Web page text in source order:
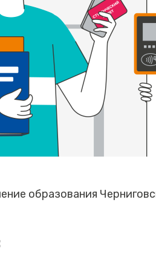
образования